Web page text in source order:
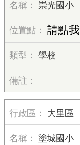
崇光國小
請點我
學校
大里區
塗城國小